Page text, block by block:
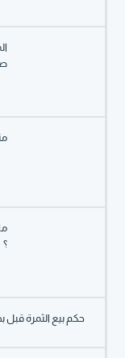
؟
حكم بيع الثمرة قبل